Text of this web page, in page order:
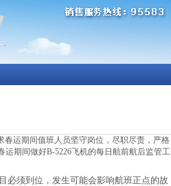
运期间值班人员坚守岗位，尽职尽责，严格
期间做好B-5226飞机的每日航前航后监管工
必须到位，发生可能会影响航班正点的故